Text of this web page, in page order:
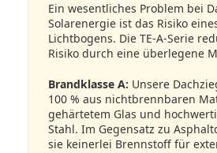
Ein wesentliches Problem bei
Solarenergie ist das Risiko
Lichtbogens. Die TE-A-Serie
Risiko durch eine überlegene
Brandklasse A: Unsere
100 % aus nichtbrennbaren
gehärtetem Glas und
Stahl. Im Gegensatz zu
sie keinerlei Brennstoff für